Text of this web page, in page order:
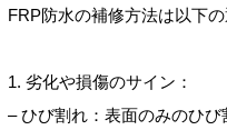
FRP防水の補修方法は以下の
1. 劣化や損傷のサイン：
– ひび割れ：表面のみのひ